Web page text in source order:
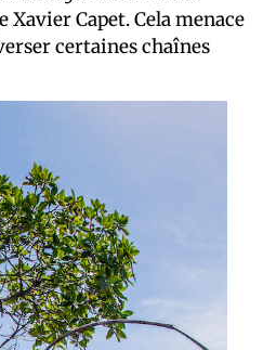
Xavier Capet. Cela menace
certaines chaînes